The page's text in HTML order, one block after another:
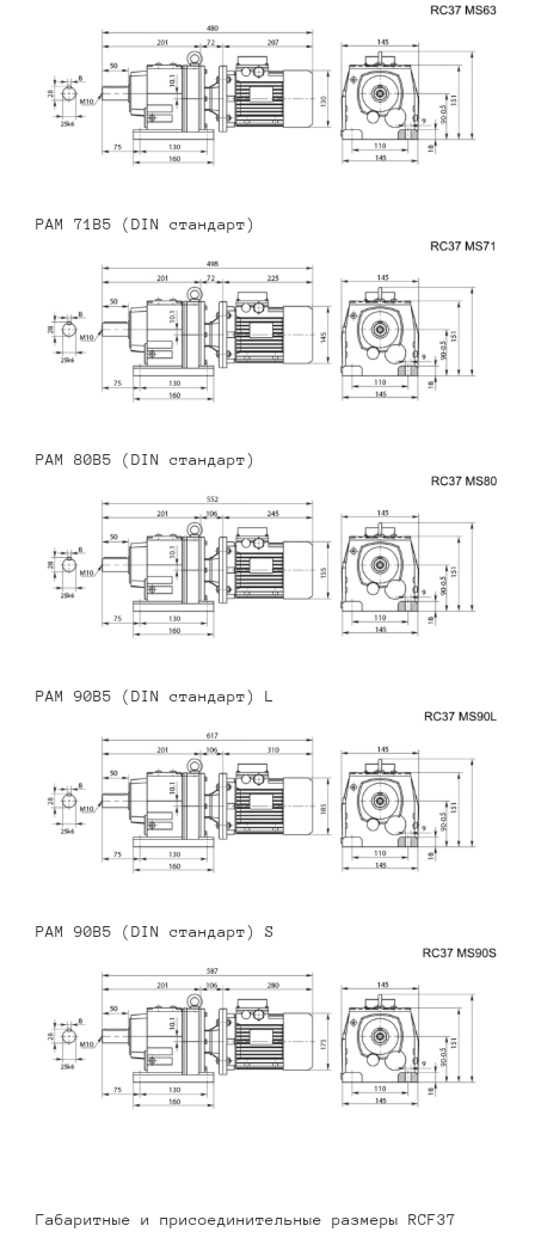
PAM 71B5 (DIN стандарт)
PAM 80B5 (DIN стандарт)
PAM 90B5 (DIN стандарт) L
PAM 90B5 (DIN стандарт) S
Габаритные и присоединительные размеры RCF37